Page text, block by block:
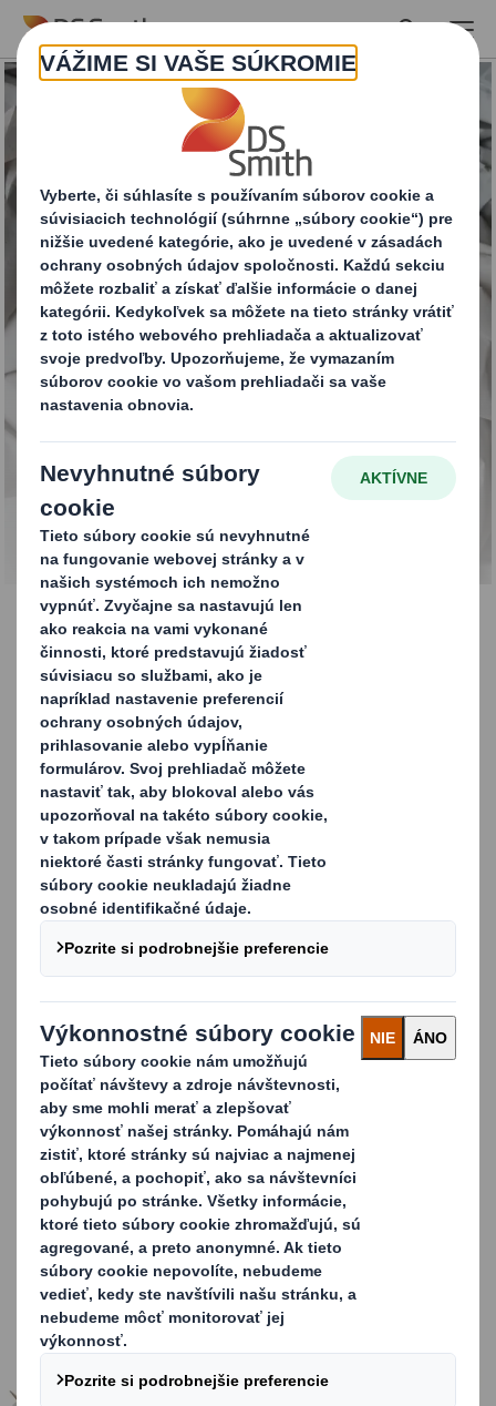
Skip to main content
Ochranné a výstužové
materiály
KONTAKTUJTE NÁS
Ochranné a výstužové
materiály
Ponúkame vysokokvalitné produkty pre dokonalú
ochranu produktov pri preprave, skladovaní a
manipulácii.
Navrhujeme, vyrábame a dodávame široké portfólio
výstužových a ochranných obalových materiálov.
ktorý poskytuje výplň, zachovanie tvaru, ochranu alebo
komfort balenému výrobku.
Vyvíjame inovatívne produkty pre priemyselné a
spotrebiteľské trhy. Široká škála penových výrobkov,
akými sú napríklad extrudované peny, polymérové
plasty alebo nasávaná kartonáž sú väčšinou integrované
do iných obalov ako napr. plasty, vlnitá lepenka a drevo,
aby sa zaistila dokonalá ochrana výrobku počas prevozu,
skladovania a manipulácie.
Carousel. Use previous and next buttons to move